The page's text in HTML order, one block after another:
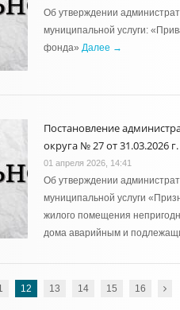
Об утверждении
муниципальной услуги:
фонда» Далее →
Постановление
округа № 27 от 31.03.2026 г.
01 апреля 2026, 14:41
Об утверждении
муниципальной услуги
жилого помещения
дома аварийным и
12 13 14 15 16